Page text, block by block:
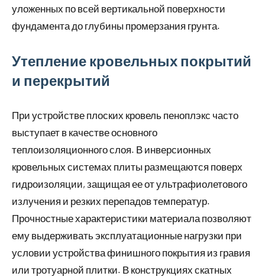
уложенных по всей вертикальной поверхности
фундамента до глубины промерзания грунта.
Утепление кровельных покрытий
и перекрытий
При устройстве плоских кровель пеноплэкс часто
выступает в качестве основного
теплоизоляционного слоя. В инверсионных
кровельных системах плиты размещаются поверх
гидроизоляции, защищая ее от ультрафиолетового
излучения и резких перепадов температур.
Прочностные характеристики материала позволяют
ему выдерживать эксплуатационные нагрузки при
условии устройства финишного покрытия из гравия
или тротуарной плитки. В конструкциях скатных